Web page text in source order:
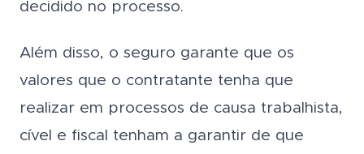
decidido no processo.
Além disso, o seguro garante que os
valores que o contratante tenha que
realizar em processos de causa trabalhista,
cível e fiscal tenham a garantir de que